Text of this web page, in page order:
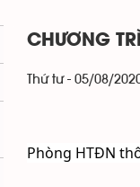
CHƯƠNG
Thứ tư - 05/08/
Phòng HTĐN